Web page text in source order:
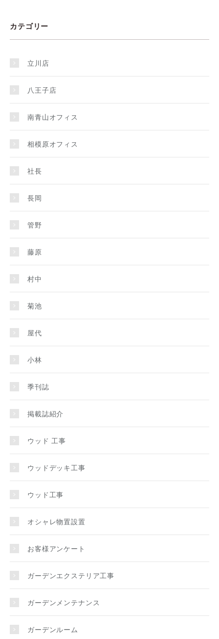
カテゴリー
立川店
八王子店
南青山オフィス
相模原オフィス
社長
長岡
管野
藤原
村中
菊池
屋代
小林
季刊誌
掲載誌紹介
ウッド 工事
ウッドデッキ工事
ウッド工事
オシャレ物置設置
お客様アンケート
ガーデンエクステリア工事
ガーデンメンテナンス
ガーデンルーム